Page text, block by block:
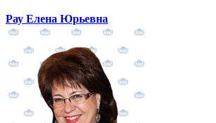
Рау Елена Юрьевна